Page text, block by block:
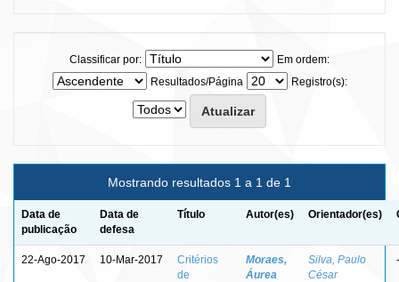
Classificar por:
Em ordem:
Resultados/Página
Registro(s):
Mostrando resultados 1 a 1 de 1
Data de
publicação
Data de
defesa
Título Autor(es) Orientador(es)
22-Ago-2017 10-Mar-2017
Critérios
de
Moraes,
Áurea
Silva, Paulo
César
-